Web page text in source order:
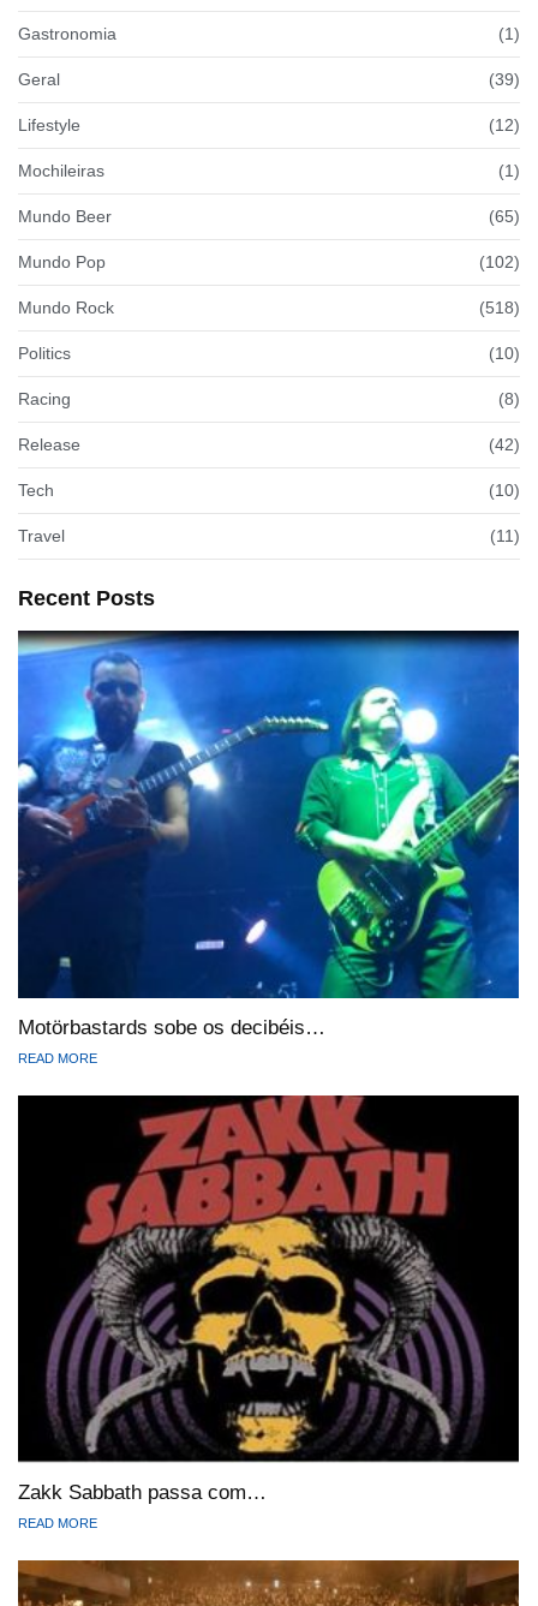
Gastronomia (1)
Geral (39)
Lifestyle (12)
Mochileiras (1)
Mundo Beer (65)
Mundo Pop (102)
Mundo Rock (518)
Politics (10)
Racing (8)
Release (42)
Tech (10)
Travel (11)
Recent Posts
Motörbastards sobe os decibéis…
READ MORE
Zakk Sabbath passa com…
READ MORE